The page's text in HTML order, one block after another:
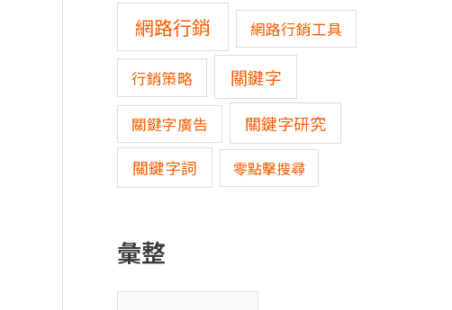
網路行銷 網路行銷工具
行銷策略 關鍵字
關鍵字廣告 關鍵字研究
關鍵字詞 零點擊搜尋
彙整